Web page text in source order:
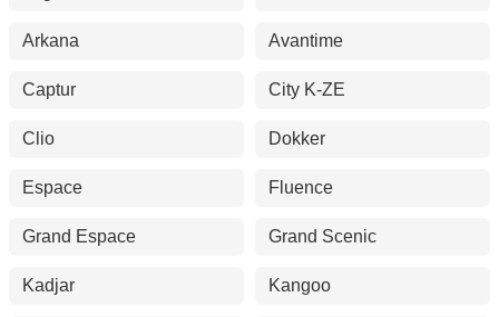
Arkana Avantime
Captur City K-ZE
Clio Dokker
Espace Fluence
Grand Espace Grand Scenic
Kadjar Kangoo